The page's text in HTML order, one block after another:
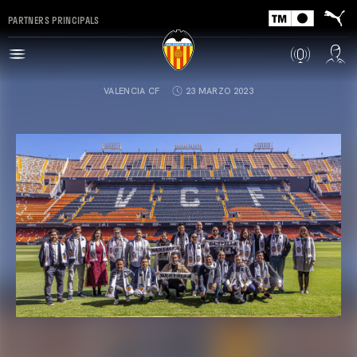
PARTNERS PRINCIPALS
VALENCIA CF 23 MARZO 2023